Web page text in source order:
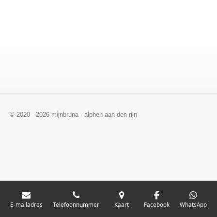
© 2020 - 2026 mijnbruna - alphen aan den rijn
E-mailadres Telefoonnummer Kaart Facebook WhatsApp